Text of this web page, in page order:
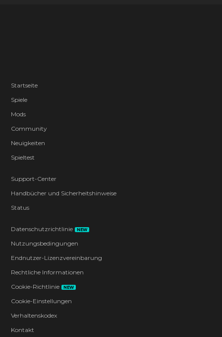
Startseite
Spiele
Mods
Community
Neuigkeiten
Spieltest
Support-Center
Handbücher und Sicherheitshinweise
Status
Datenschutzrichtlinie NEW
Nutzungsbedingungen
Endnutzer-Lizenzvereinbarung
Rechtliche Informationen
Cookie-Richtlinie
NEW
Cookie-Einstellungen
Verhaltenskodex
Kontakt